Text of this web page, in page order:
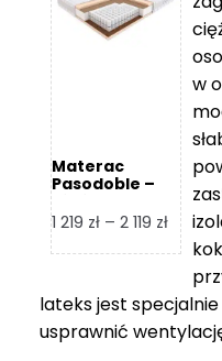
Materac
Pasodoble –
1 219 zł – 2 119 złZakres
cen:
1
219 zł
do
w
lateks jest
usprawnić